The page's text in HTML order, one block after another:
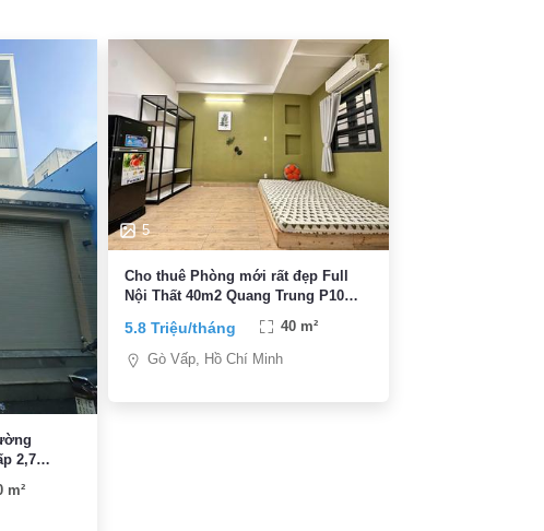
2,7
m²
5
Cho thuê Phòng mới rất đẹp Full
Nội Thất 40m2 Quang Trung P10
5.8 Triệu/tháng 40 m²
Gò Vấp, Hồ Chí Minh